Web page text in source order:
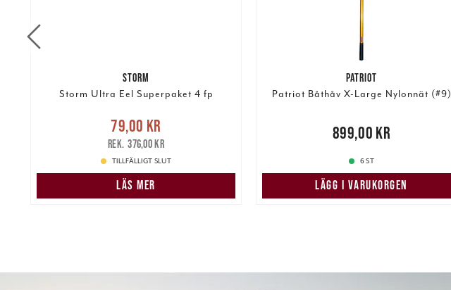
STORM
Storm Ultra Eel Superpaket 4 fp
Nuvarande pris :79,00 kr
pris: 376,00 kr
79,00 kr
376,00 kr
TILLFÄLLIGT SLUT
LÄS MER
PATRIOT
Patriot Båthåv X-Large Nylonnät (#9)
899,00 kr899,00 kr
6 ST
LÄGG I VARUKORGEN